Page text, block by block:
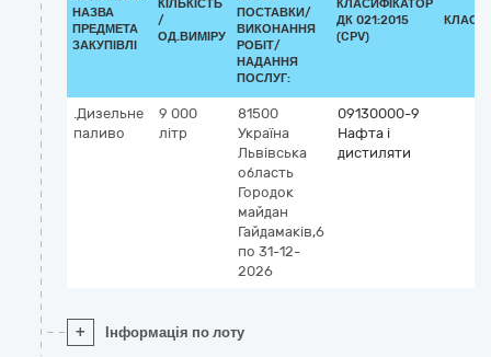
НАЗВА
ПРЕДМЕТА
ЗАКУПІВЛІ
КІЛЬКІСТЬ
/
ОД.ВИМІРУ
ПОСТАВКИ/
ВИКОНАННЯ
РОБІТ/
НАДАННЯ
ПОСЛУГ:
КЛАСИФІКАТОР
ДК 021:2015
(CPV)
.Дизельне
паливо
9 000
літр
81500
Україна
Львівська
область
Городок
майдан
Гайдамаків,6
по 31-12-
2026
09130000-9
Нафта і
дистиляти
+ Інформація по лоту